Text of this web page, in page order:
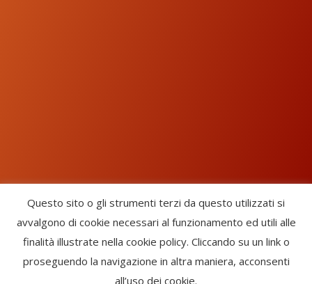
Chorus Inside - International Choral Federation - APS Ente Terzo
Settore · CF: 93058420691
Questo sito o gli strumenti terzi da questo utilizzati si
avvalgono di cookie necessari al funzionamento ed utili alle
finalità illustrate nella cookie policy. Cliccando su un link o
proseguendo la navigazione in altra maniera, acconsenti
all’uso dei cookie.